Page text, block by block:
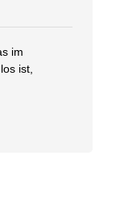
im
ist,